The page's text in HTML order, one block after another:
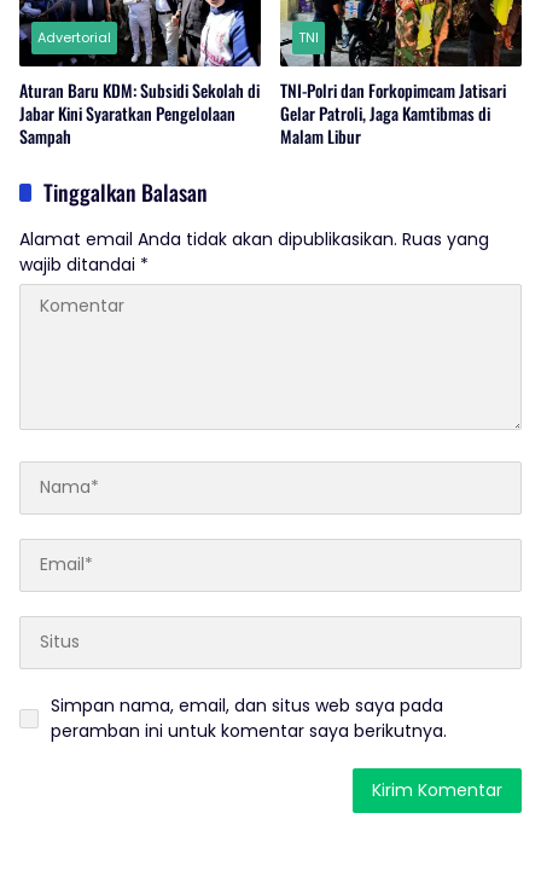
Advertorial
Aturan Baru KDM: Subsidi Sekolah di
Jabar Kini Syaratkan Pengelolaan
Sampah
TNI
TNI-Polri dan Forkopimcam Jatisari
Gelar Patroli, Jaga Kamtibmas di
Malam Libur
Tinggalkan Balasan
Alamat email Anda tidak akan dipublikasikan. Ruas yang
wajib ditandai *
Simpan nama, email, dan situs web saya pada
peramban ini untuk komentar saya berikutnya.